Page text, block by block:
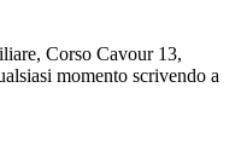
Corso Cavour 13,
momento scrivendo a